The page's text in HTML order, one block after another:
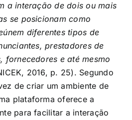
a interação de dois ou mais
se posicionam como
diferentes tipos de
prestadores de
fornecedores e até mesmo
2016, p. 25). Segundo
de criar um ambiente de
plataforma oferece a
para facilitar a interação